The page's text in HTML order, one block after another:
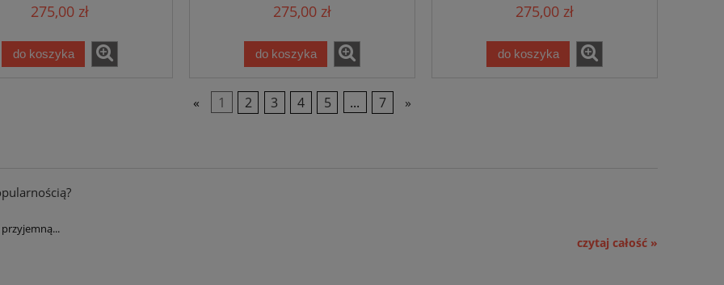
275,00 zł
do koszyka
275,00 zł
do koszyka
275,00 zł
do koszyka
« 1 2 3 4 5 ... 7 »
czytaj całość »